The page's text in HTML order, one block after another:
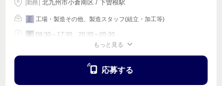
|勤務 北九州市小倉南区 / 下曽根駅
正 工場・製造その他、製造スタッフ(組立・加工等)
正 08:30～17:30、20:30～05:30
もっと見る
応募する